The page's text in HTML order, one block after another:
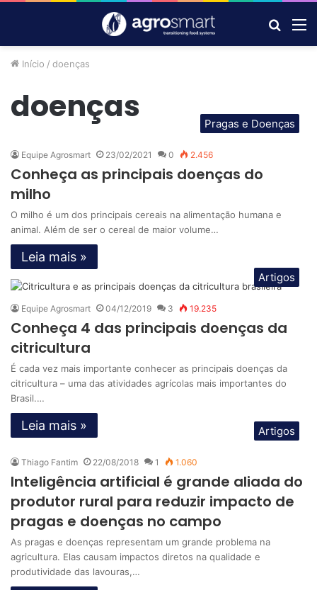
por
Início / doenças
doenças Pragas e Doenças
Equipe Agrosmart 23/02/2021 0 2.456
Conheça as principais doenças do
milho
O milho é um dos principais cereais na alimentação humana e
animal. Além de ser o cereal de maior volume…
Leia mais »
Artigos
Equipe Agrosmart 04/12/2019 3 19.235
Conheça 4 das principais doenças da
citricultura
É cada vez mais importante conhecer as principais doenças da
citricultura – uma das atividades agrícolas mais importantes do
Brasil.…
Leia mais » Artigos
Thiago Fantim 22/08/2018 1 1.060
Inteligência artificial é grande aliada do
produtor rural para reduzir impacto de
pragas e doenças no campo
As pragas e doenças representam um grande problema na
agricultura. Elas causam impactos diretos na qualidade e
produtividade das lavouras,…